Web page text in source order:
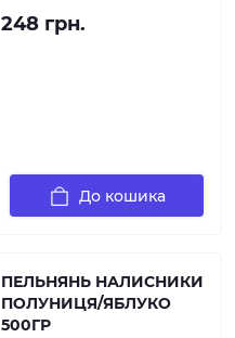
248 грн.
До кошика
ПЕЛЬНЯНЬ НАЛИСНИКИ
ПОЛУНИЦЯ/ЯБЛУКО
500ГР